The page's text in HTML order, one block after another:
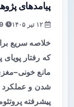
پیامدهای
خلاصه سریع
که رفتار
شدن و عملکرد
پیشرفته